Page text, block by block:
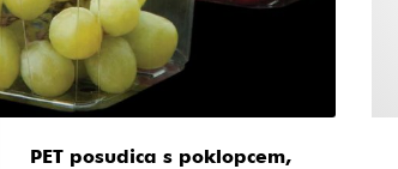
PET posudica s poklopcem,